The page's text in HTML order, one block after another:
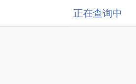
正在查询中